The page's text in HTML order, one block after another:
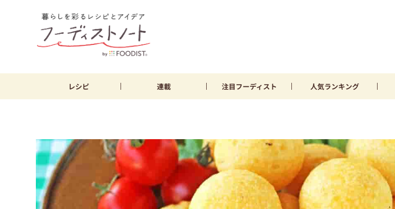
レシピ 連載 注目フーディスト 人気ランキング